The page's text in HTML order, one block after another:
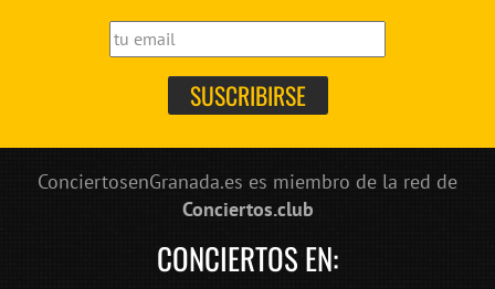
ConciertosenGranada.es es miembro de la red de
Conciertos.club
CONCIERTOS EN: